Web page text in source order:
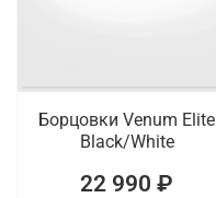
Борцовки Venum Elite
Black/White
22 990 ₽